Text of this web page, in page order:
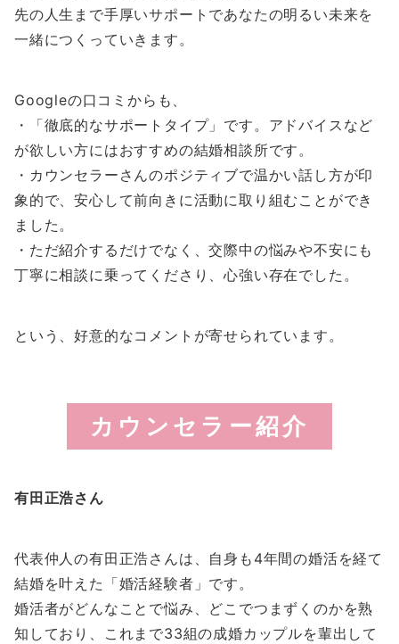
先の人生まで手厚いサポートであなたの明るい未来を
一緒につくっていきます。
Googleの口コミからも、
・「徹底的なサポートタイプ」です。アドバイスなど
が欲しい方にはおすすめの結婚相談所です。
・カウンセラーさんのポジティブで温かい話し方が印
象的で、安心して前向きに活動に取り組むことができ
ました。
・ただ紹介するだけでなく、交際中の悩みや不安にも
丁寧に相談に乗ってくださり、心強い存在でした。
という、好意的なコメントが寄せられています。
カウンセラー紹介
有田正浩さん
代表仲人の有田正浩さんは、自身も4年間の婚活を経て
結婚を叶えた「婚活経験者」です。
婚活者がどんなことで悩み、どこでつまずくのかを熟
知しており、これまで33組の成婚カップルを輩出して